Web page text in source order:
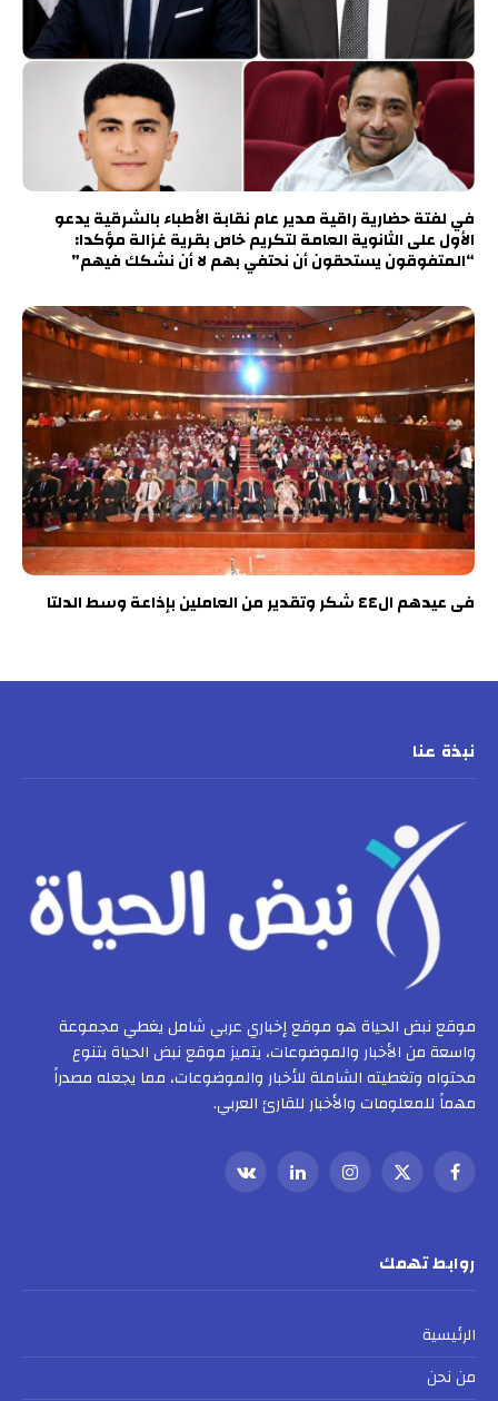
في لفتة حضارية راقية مدير عام نقابة الأطباء بالشرقية يدعو
الأول على الثانوية العامة لتكريم خاص بقرية غزالة مؤكدا:
“المتفوقون يستحقون أن نحتفي بهم لا أن نشكك فيهم”
فى عيدهم ال٤٤ شكر وتقدير من العاملين بإذاعة وسط الدلتا
نبذة عنا
موقع نبض الحياة هو موقع إخباري عربي شامل يغطي مجموعة
واسعة من الأخبار والموضوعات، يتميز موقع نبض الحياة بتنوع
محتواه وتغطيته الشاملة للأخبار والموضوعات، مما يجعله مصدراً
مهماً للمعلومات والأخبار للقارئ العربي.
فيسبوك
X
الانستغراملينكدإنVKontakte
روابط تهمك
الرئيسية
من نحن